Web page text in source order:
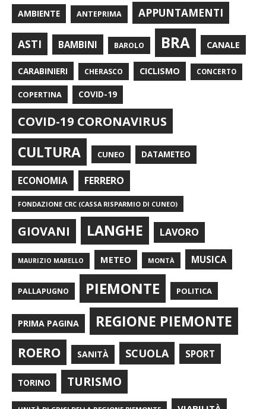
AMBIENTE ANTEPRIMA APPUNTAMENTI
ASTI BAMBINI BAROLO BRA CANALE
CARABINIERI CHERASCO CICLISMO CONCERTO
COPERTINA COVID-19
COVID-19 CORONAVIRUS
CULTURA CUNEO DATAMETEO
ECONOMIA FERRERO
FONDAZIONE CRC (CASSA RISPARMIO DI CUNEO)
GIOVANI LANGHE LAVORO
MAURIZIO MARELLO METEO MONTÀ MUSICA
PALLAPUGNO PIEMONTE POLITICA
PRIMA PAGINA REGIONE PIEMONTE
ROERO SANITÀ SCUOLA SPORT
TORINO TURISMO